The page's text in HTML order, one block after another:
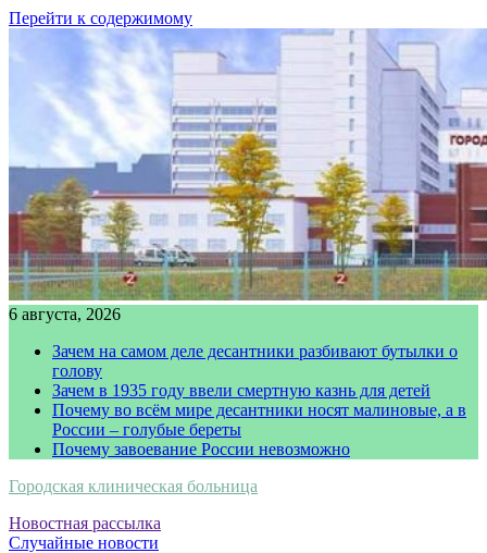
Перейти к содержимому
6 августа, 2026
Зачем на самом деле десантники разбивают бутылки о
голову
Зачем в 1935 году ввели смертную казнь для детей
Почему во всём мире десантники носят малиновые, а в
России – голубые береты
Почему завоевание России невозможно
Городская клиническая больница
Новостная рассылка
Случайные новости